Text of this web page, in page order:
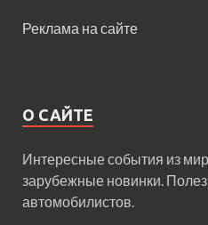
Реклама на сайте
О САЙТЕ
Интересные события из
зарубежные новинки.
автомобилистов.